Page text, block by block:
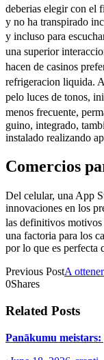
deberias elegir con el
y no ha transpirado
y incluso para
una superior
hacen de casinos
refrigeracion liquida.
pelo luces de tonos,
menos frecuente,
guino, integrado,
instalado realizando
Comercios
Del celular, una App
innovaciones en los
las definitivos motivos
una factoria para los
por lo que es perfecta
Previous PostA
0Shares
Related Posts
Panākumu